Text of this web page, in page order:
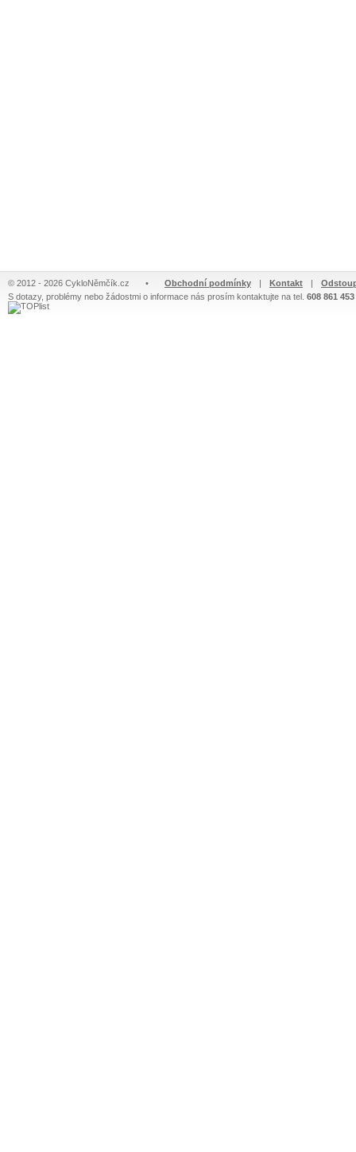
© 2012 - 2026 CykloNěmčík.cz • Obchodní podmínky | Kontakt |
S dotazy, problémy nebo žádostmi o informace nás prosím kontaktujte na tel. 608 861 453